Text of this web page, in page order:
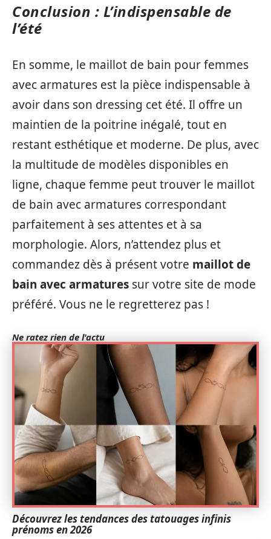
Conclusion : L’indispensable de
l’été
En somme, le maillot de bain pour femmes
avec armatures est la pièce indispensable à
avoir dans son dressing cet été. Il offre un
maintien de la poitrine inégalé, tout en
restant esthétique et moderne. De plus, avec
la multitude de modèles disponibles en
ligne, chaque femme peut trouver le maillot
de bain avec armatures correspondant
parfaitement à ses attentes et à sa
morphologie. Alors, n’attendez plus et
commandez dès à présent votre maillot de
bain avec armatures sur votre site de mode
préféré. Vous ne le regretterez pas !
Ne ratez rien de l'actu
Découvrez les tendances des tatouages infinis
prénoms en 2026